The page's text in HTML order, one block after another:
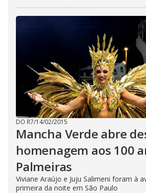
DO R7/14/02/2015
Mancha Verde abre
homenagem aos 100
Palmeiras
Viviane Araújo e Juju Salimeni foram à
primeira da noite em São Paulo